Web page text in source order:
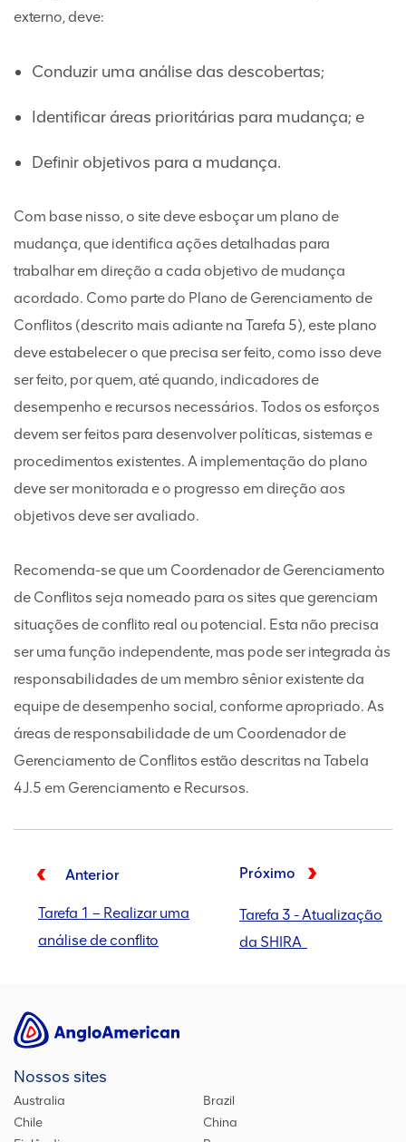
externo, deve:
Conduzir uma análise das descobertas;
Identificar áreas prioritárias para mudança; e
Definir objetivos para a mudança.
Com base nisso, o site deve esboçar um plano de
mudança, que identifica ações detalhadas para
trabalhar em direção a cada objetivo de mudança
acordado. Como parte do Plano de Gerenciamento de
Conflitos (descrito mais adiante na Tarefa 5), este plano
deve estabelecer o que precisa ser feito, como isso deve
ser feito, por quem, até quando, indicadores de
desempenho e recursos necessários. Todos os esforços
devem ser feitos para desenvolver políticas, sistemas e
procedimentos existentes. A implementação do plano
deve ser monitorada e o progresso em direção aos
objetivos deve ser avaliado.
Recomenda-se que um Coordenador de Gerenciamento
de Conflitos seja nomeado para os sites que gerenciam
situações de conflito real ou potencial. Esta não precisa
ser uma função independente, mas pode ser integrada às
responsabilidades de um membro sênior existente da
equipe de desempenho social, conforme apropriado. As
áreas de responsabilidade de um Coordenador de
Gerenciamento de Conflitos estão descritas na Tabela
4J.5 em Gerenciamento e Recursos.
Anterior
Tarefa 1 – Realizar uma
análise de conflito
Próximo
Tarefa 3 - Atualização
da SHIRA
Nossos sites
Australia
Brazil
Chile
China